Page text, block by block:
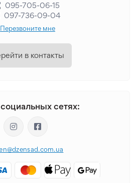
095-705-06-15
097-736-09-04
Перезвоните мне
в контакты
сетях: